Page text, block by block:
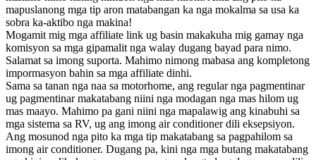
mapuslanong mga tip aron matabangan ka nga mokalma sa usa ka
sobra ka-aktibo nga makina!
Mogamit mig mga affiliate link ug basin makakuha mig gamay nga
komisyon sa mga gipamalit nga walay dugang bayad para nimo.
Salamat sa imong suporta. Mahimo nimong mabasa ang kompletong
impormasyon bahin sa mga affiliate dinhi.
Sama sa tanan nga naa sa motorhome, ang regular nga pagmentinar
ug pagmentinar makatabang niini nga modagan nga mas hilom ug
mas maayo. Mahimo pa gani niini nga mapalawig ang kinabuhi sa
mga sistema sa RV, ug ang imong air conditioner dili eksepsiyon.
Ang mosunod nga pito ka mga tip makatabang sa pagpahilom sa
imong air conditioner. Dugang pa, kini nga mga butang makatabang